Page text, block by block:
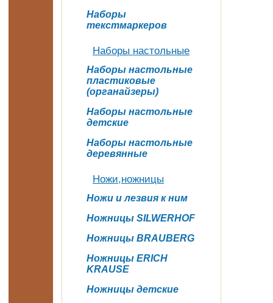
Наборы
текстмаркеров
Наборы настольные
Наборы настольные
пластиковые
(органайзеры)
Наборы настольные
детские
Наборы настольные
деревянные
Ножи,ножницы
Ножи и лезвия к ним
Ножницы SILWERHOF
Ножницы BRAUBERG
Ножницы ERICH
KRAUSE
Ножницы детские